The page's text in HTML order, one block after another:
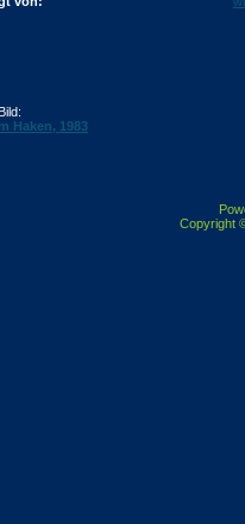
Haken, 1983
Copyright